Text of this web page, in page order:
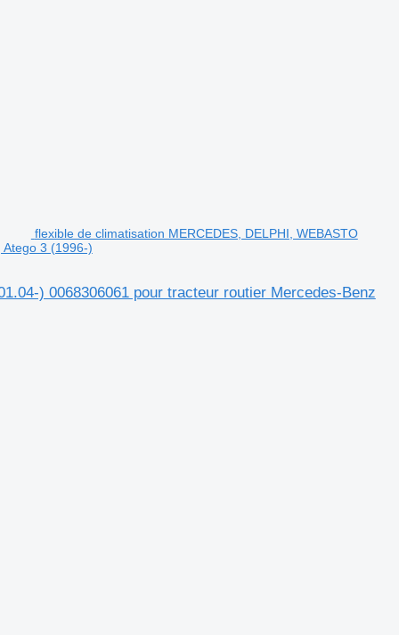
flexible de climatisation MERCEDES, DELPHI, WEBASTO
3 (1996-)
) 0068306061 pour tracteur routier Mercedes-Benz